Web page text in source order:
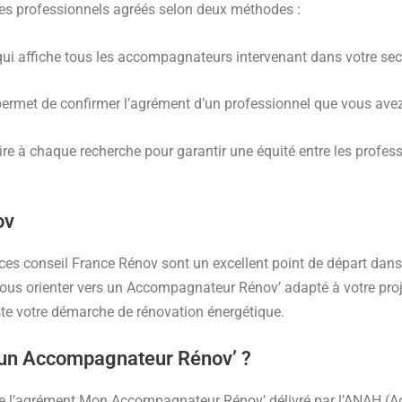
professionnels agréés selon deux méthodes :
affiche tous les accompagnateurs intervenant dans votre
de confirmer l’agrément d’un professionnel que vous
à chaque recherche pour garantir une équité entre les
conseil France Rénov sont un excellent point de départ
orienter vers un Accompagnateur Rénov’ adapté à votre
votre démarche de rénovation énergétique.
Accompagnateur Rénov’ ?